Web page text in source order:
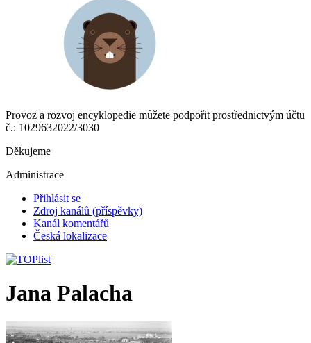
Provoz a rozvoj encyklopedie můžete podpořit prostřednictvým účtu
č.: 1029632022/3030
Děkujeme
Administrace
Přihlásit se
Zdroj kanálů (příspěvky)
Kanál komentářů
Česká lokalizace
Jana Palacha